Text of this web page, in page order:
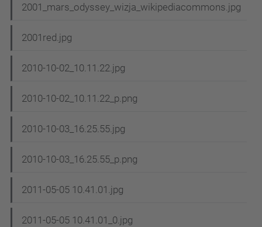
2001_mars_odyssey_wizja_wikipediacommons.jpg
2001red.jpg
2010-10-02_10.11.22.jpg
2010-10-02_10.11.22_p.png
2010-10-03_16.25.55.jpg
2010-10-03_16.25.55_p.png
2011-05-05 10.41.01.jpg
2011-05-05 10.41.01_0.jpg